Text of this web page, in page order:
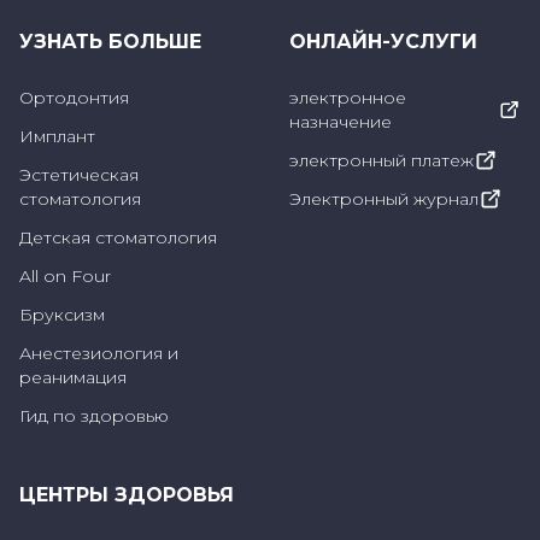
таких заболеваний, как гингивит, и
проблемам со здоровьем зубов, если
не диагностировать и не лечить их на
ранней стадии.
Болезненность десен может возникать по
целому ряду причин. Распространенные
причины болезненности десен:
УЗНАТЬ БОЛЬШЕ
Ортодонтия
Имплант
Эстетическая
стоматология
Детская стоматология
All on Four
Бруксизм
Анестезиология и
реанимация
Гид по здоровью
ОНЛАЙН-УСЛУГИ
электронное
назначение
электронный платеж
Электронный журнал
ЦЕНТРЫ ЗДОРОВЬЯ